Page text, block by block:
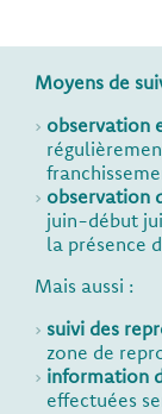
Moyens de
observation
observation
juin-début
la présence
Mais aussi :
suivi des
zone de
information
effectuées